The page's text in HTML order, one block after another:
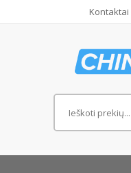
Kontaktai